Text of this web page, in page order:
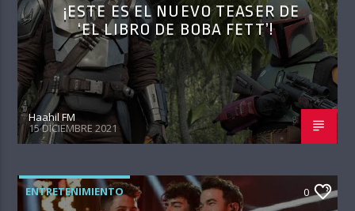
¡ESTE ES EL NUEVO TEASER DE
‘EL LIBRO DE BOBA FETT’!
Haahil FM
15 DICIEMBRE 2021
ENTRETENIMIENTO 0